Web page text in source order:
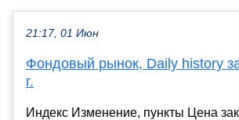
21:17, 01 Июн
Фондовый рынок, Daily history
г.
Индекс Изменение, пункты Цена